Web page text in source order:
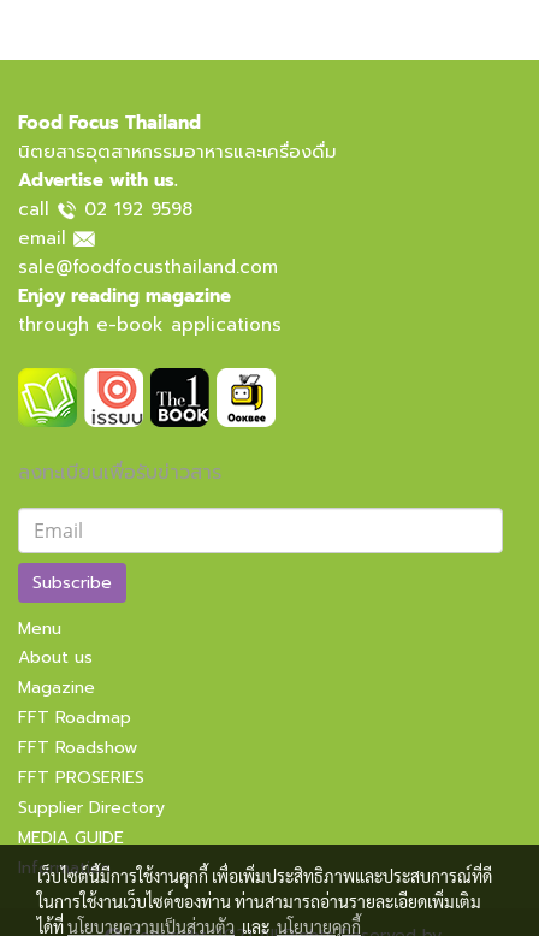
Food Focus Thailand
นิตยสารอุตสาหกรรมอาหารและเครื่องดื่ม
Advertise with us.
call
02 192 9598
email
sale@foodfocusthailand.com
Enjoy reading magazine
through e-book applications
ลงทะเบียนเพื่อรับข่าวสาร
Subscribe
Menu
About us
Magazine
FFT Roadmap
FFT Roadshow
FFT PROSERIES
Supplier Directory
MEDIA GUIDE
Information
เว็บไซต์นี้มีการใช้งานคุกกี้ เพื่อเพิ่มประสิทธิภาพและประสบการณ์ที่ดี
ในการใช้งานเว็บไซต์ของท่าน ท่านสามารถอ่านรายละเอียดเพิ่มเติม
ได้ที่นโยบายความเป็นส่วนตัวและนโยบายคุกกี้